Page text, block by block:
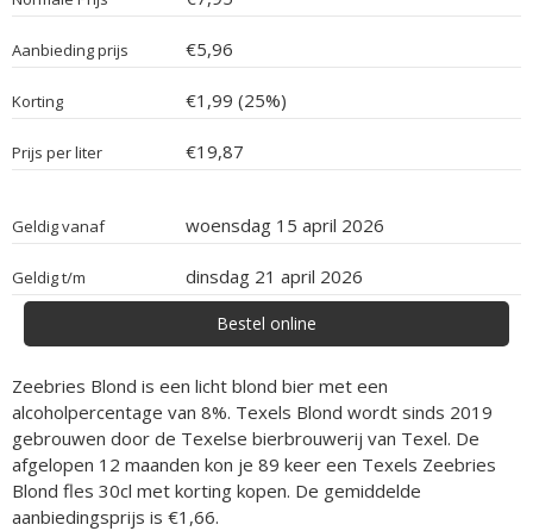
Aanbieding prijs €5,96
Korting €1,99 (25%)
Prijs per liter €19,87
Geldig vanaf woensdag 15 april 2026
Geldig t/m dinsdag 21 april 2026
Bestel online
Zeebries Blond is een licht blond bier met een
alcoholpercentage van 8%. Texels Blond wordt sinds 2019
gebrouwen door de Texelse bierbrouwerij van Texel. De
afgelopen 12 maanden kon je 89 keer een Texels Zeebries
Blond fles 30cl met korting kopen. De gemiddelde
aanbiedingsprijs is €1,66.